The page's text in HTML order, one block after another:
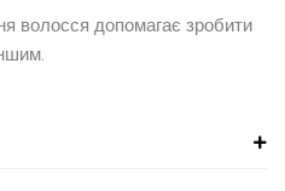
волосся допомагає зробити